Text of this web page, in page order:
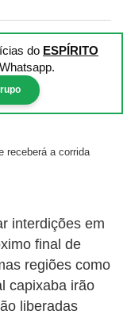
do ESPÍRITO
receberá a corrida
interdições em
final de
regiões como
capixaba irão
liberadas